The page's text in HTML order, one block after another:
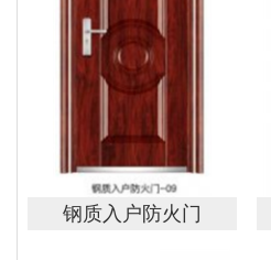
钢质入户防火门